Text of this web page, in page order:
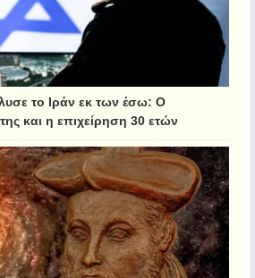
το Ιράν εκ των έσω: Ο
και η επιχείρηση 30 ετών